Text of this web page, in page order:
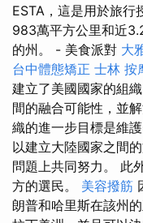
ESTA，這是用於旅行
983萬平方公里和近
的州。 - 美食派對 大
台中體態矯正 士林 按
建立了美國國家的組
間的融合可能性，並
織的進一步目標是維
以建立大陸國家之間
問題上共同努力。 此
方的選民。 美容撥筋
朗普和哈里斯在該州